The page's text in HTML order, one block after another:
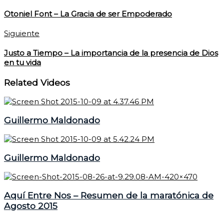
Otoniel Font – La Gracia de ser Empoderado
Siguiente
Justo a Tiempo – La importancia de la presencia de Dios
en tu vida
Related Videos
Guillermo Maldonado
Guillermo Maldonado
Aquí Entre Nos – Resumen de la maratónica de
Agosto 2015